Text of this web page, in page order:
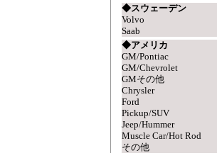
◆スウェーデン
Volvo
Saab
◆アメリカ
GM/Pontiac
GM/Chevrolet
GMその他
Chrysler
Ford
Pickup/SUV
Jeep/Hummer
Muscle Car/Hot Rod
その他